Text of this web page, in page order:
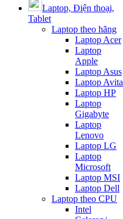
Laptop, Điện thoại,
Tablet
Laptop theo hãng
Laptop Acer
Laptop
Apple
Laptop Asus
Laptop Avita
Laptop HP
Laptop
Gigabyte
Laptop
Lenovo
Laptop LG
Laptop
Microsoft
Laptop MSI
Laptop Dell
Laptop theo CPU
Intel